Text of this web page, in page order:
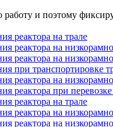
и поэтому